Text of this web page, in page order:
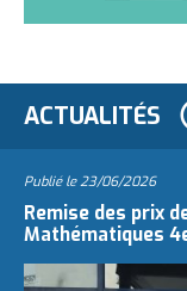
ACTUALITÉS
Publié le23/06/2026
Remise des prix
Mathématiques